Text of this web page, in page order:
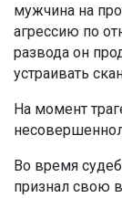
мужчина на
агрессию по
развода он
устраивать
На момент
Во время
признал свою